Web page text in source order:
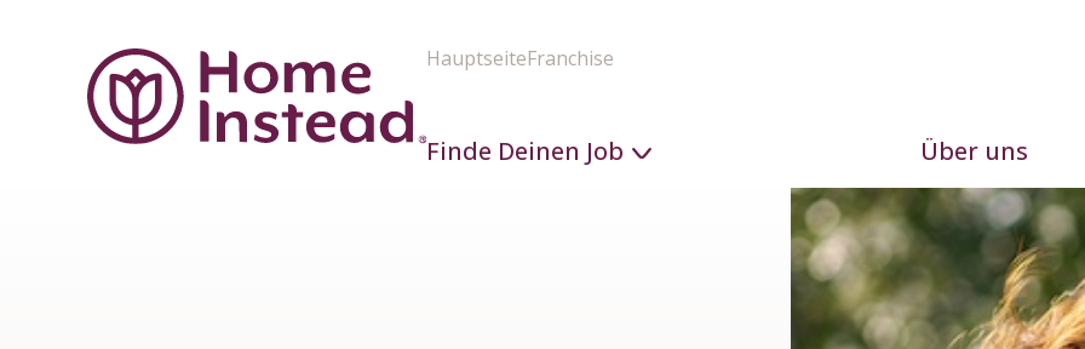
HauptseiteFranchise
Finde Deinen Job Über uns